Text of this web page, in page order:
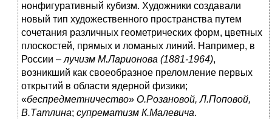
нонфигуративный кубизм. Художники создавали
новый тип художественного пространства путем
сочетания различных геометрических форм, цветных
плоскостей, прямых и ломаных линий. Например, в
России – лучизм М.Ларионова (1881-1964),
возникший как своеобразное преломление первых
открытий в области ядерной физики;
«беспредметничество» О.Розановой, Л.Поповой,
В.Татлина; супрематизм К.Малевича.